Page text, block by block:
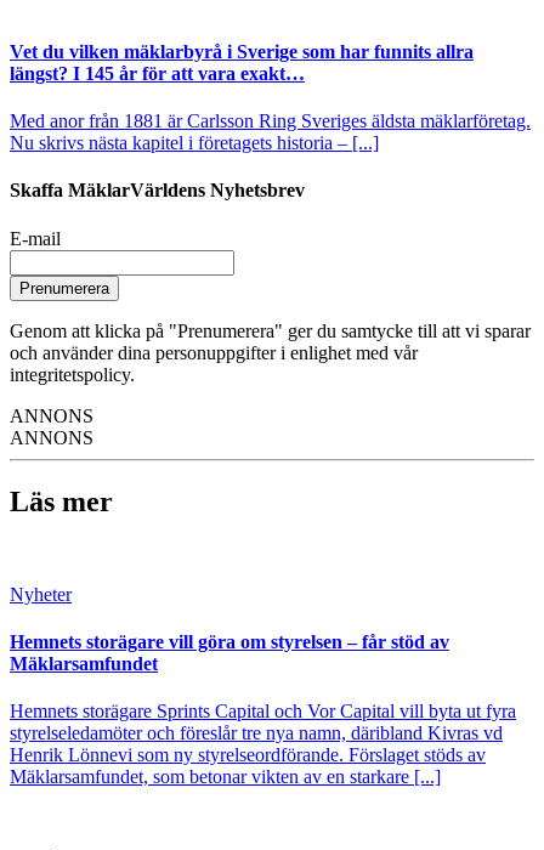
Vet du vilken mäklarbyrå i Sverige som har funnits allra
längst? I 145 år för att vara exakt…
Med anor från 1881 är Carlsson Ring Sveriges äldsta mäklarföretag.
Nu skrivs nästa kapitel i företagets historia – [...]
Skaffa MäklarVärldens Nyhetsbrev
E-mail
Prenumerera
Genom att klicka på "Prenumerera" ger du samtycke till att vi sparar
och använder dina personuppgifter i enlighet med vår
integritetspolicy.
ANNONS
ANNONS
Läs mer
Nyheter
Hemnets storägare vill göra om styrelsen – får stöd av
Mäklarsamfundet
Hemnets storägare Sprints Capital och Vor Capital vill byta ut fyra
styrelseledamöter och föreslår tre nya namn, däribland Kivras vd
Henrik Lönnevi som ny styrelseordförande. Förslaget stöds av
Mäklarsamfundet, som betonar vikten av en starkare [...]